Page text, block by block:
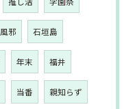
風邪 石垣島
年末 福井
当番 親知らず